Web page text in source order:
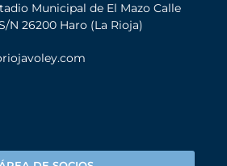
Municipal de El Mazo Calle
N 26200 Haro (La Rioja)